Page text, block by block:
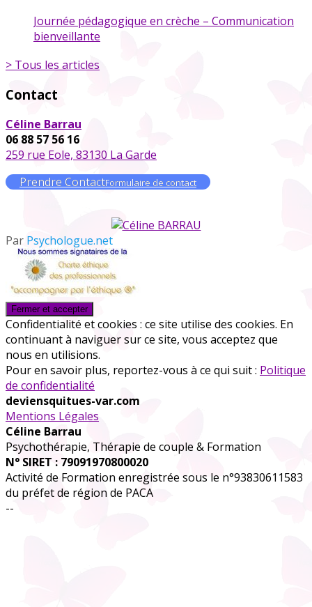
Journée pédagogique en crèche – Communication
bienveillante
> Tous les articles
Contact
Céline Barrau
06 88 57 56 16
259 rue Eole, 83130 La Garde
Prendre ContactFormulaire de contact
Par Psychologue.net
Confidentialité et cookies : ce site utilise des cookies. En
continuant à naviguer sur ce site, vous acceptez que
nous en utilisions.
Pour en savoir plus, reportez-vous à ce qui suit : Politique
de confidentialité
deviensquitues-var.com
Mentions Légales
Céline Barrau
Psychothérapie, Thérapie de couple & Formation
N° SIRET : 79091970800020
Activité de Formation enregistrée sous le n°93830611583
du préfet de région de PACA
--